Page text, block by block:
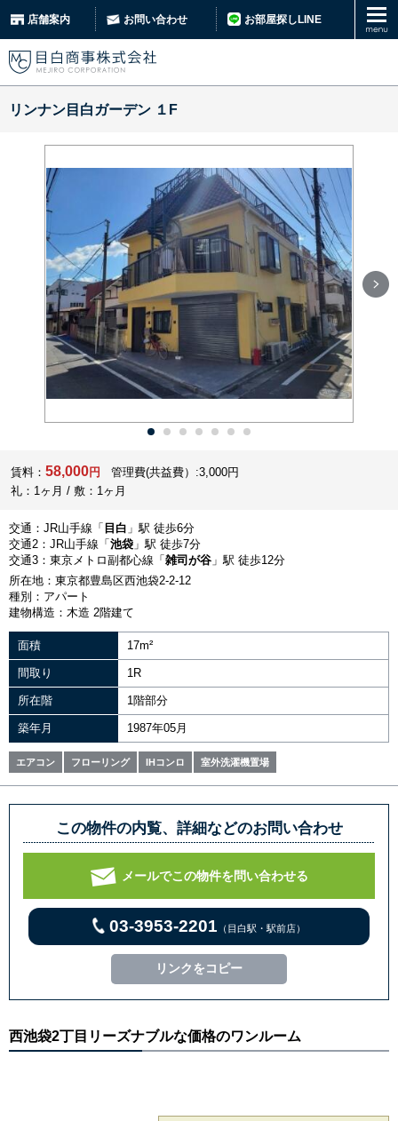
店舗案内 お問い合わせ お部屋探しLINE
リンナン目白ガーデン １F
賃料： 58,000円
管理費(共益費）:3,000円
礼：1ヶ月 / 敷：1ヶ月
交通：JR山手線「 目白 」駅 徒歩6分
交通2：JR山手線「 池袋 」駅 徒歩7分
交通3：東京メトロ副都心線「 雑司が谷 」駅 徒歩12分
所在地：東京都豊島区西池袋2-2-12
種別：アパート
建物構造：木造 2階建て
面積 17m²
間取り 1R
所在階 1階部分
築年月 1987年05月
エアコン フローリング IHコンロ 室外洗濯機置場
この物件の内覧、詳細などのお問い合わせ
メールでこの物件を問い合わせる
03-3953-2201 （目白駅・駅前店）
リンクをコピー
西池袋2丁目リーズナブルな価格のワンルーム